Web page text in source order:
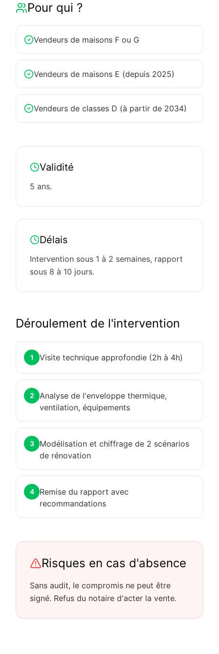
Pour qui ?
Vendeurs de maisons F ou G
Vendeurs de maisons E (depuis 2025)
Vendeurs de classes D (à partir de 2034)
Validité
5 ans.
Délais
Intervention sous 1 à 2 semaines, rapport
sous 8 à 10 jours.
Déroulement de l'intervention
1 Visite technique approfondie (2h à 4h)
2
Analyse de l'enveloppe thermique,
ventilation, équipements
3
Modélisation et chiffrage de 2 scénarios
de rénovation
4
Remise du rapport avec
recommandations
Risques en cas d'absence
Sans audit, le compromis ne peut être
signé. Refus du notaire d'acter la vente.